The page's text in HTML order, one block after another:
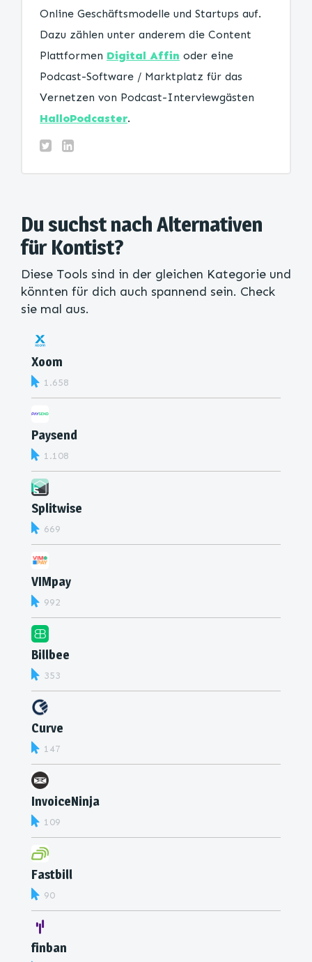
Online Geschäftsmodelle und Startups auf.
Dazu zählen unter anderem die Content
Plattformen Digital Affin oder eine
Podcast-Software / Marktplatz für das
Vernetzen von Podcast-Interviewgästen
HalloPodcaster.
Du suchst nach Alternativen
für Kontist?
Diese Tools sind in der gleichen Kategorie und
könnten für dich auch spannend sein. Check
sie mal aus.
Xoom
1.658
Paysend
1.108
Splitwise
669
VIMpay
992
Billbee
353
Curve
147
InvoiceNinja
109
Fastbill
90
finban